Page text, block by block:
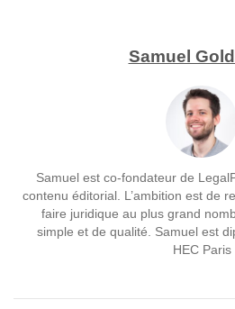
Samuel
Samuel est co-fondateur de
contenu éditorial. L’ambition est de
faire juridique au plus grand
simple et de qualité. Samuel est
HEC Paris